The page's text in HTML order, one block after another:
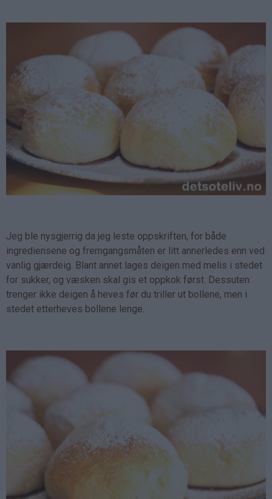
Jeg ble nysgjerrig da jeg leste oppskriften, for både
ingrediensene og fremgangsmåten er litt annerledes enn ved
vanlig gjærdeig. Blant annet lages deigen med melis i stedet
for sukker, og væsken skal gis et oppkok først. Dessuten
trenger ikke deigen å heves før du triller ut bollene, men i
stedet etterheves bollene lenge.